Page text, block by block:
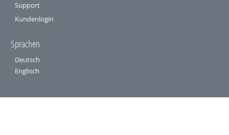
Support
Kundenlogin
Sprachen
Deutsch
Englisch